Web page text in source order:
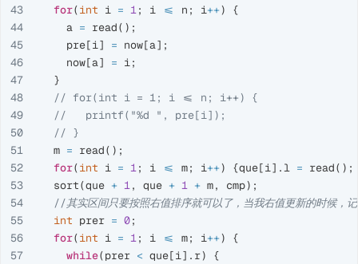
43
44
45
46
47
48
49
50
51
52
53
54
55
56
57
for(int i = 1 ; i <= n ; i ++)
{
a = read();
pre[i ] = now[a];
now[a] = i ;
}
// for(int i = 1; i <= n; i++) {
//   printf("%d ", pre[i]);
// }
m = read();
for(int i = 1 ; i <= m; i ++) {que[i ]. l = read();
sort(que + 1 , que + 1 + m, cmp);
//其实区间只要按照右值排序就可以了，当我右值更新的时候，
int prer = 0;
for(int i = 1 ; i <= m; i ++)
{
while(prer < que[i ]. r)
{